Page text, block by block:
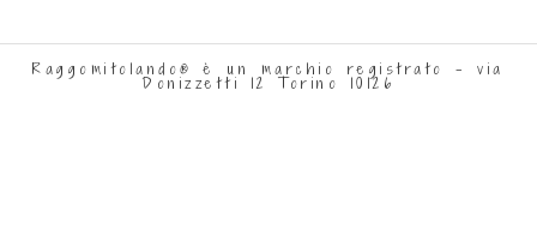
Raggomitolando® è un marchio registrato - via
Donizzetti 12 Torino 10126